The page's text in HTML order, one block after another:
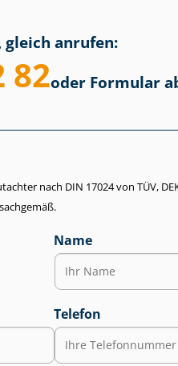
gleich anrufen:
82oder Formular
nach DIN 17024 von TÜV,
Name
Telefon